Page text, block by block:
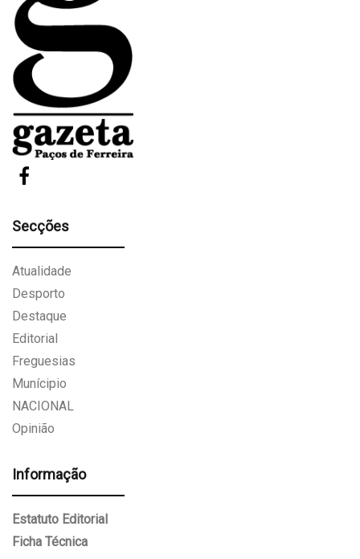
Secções
Atualidade
Desporto
Destaque
Editorial
Freguesias
Munícipio
NACIONAL
Opinião
Informação
Estatuto Editorial
Ficha Técnica